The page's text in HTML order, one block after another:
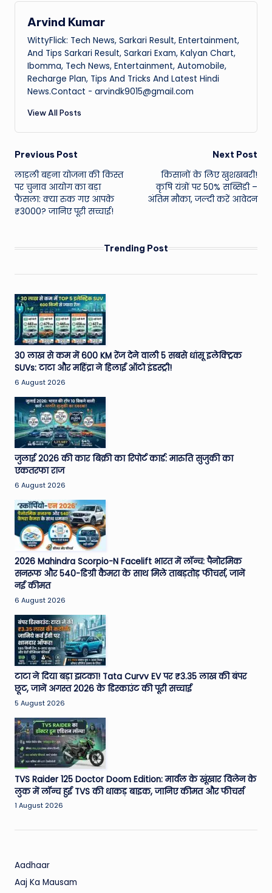
Arvind Kumar
WittyFlick: Tech News, Sarkari Result, Entertainment,
And Tips Sarkari Result, Sarkari Exam, Kalyan Chart,
Ibomma, Tech News, Entertainment, Automobile,
Recharge Plan, Tips And Tricks And Latest Hindi
News.Contact - arvindk9015@gmail.com
View All Posts
Post
navigation
Previous Post
लाड़ली बहना योजना की किस्त
पर चुनाव आयोग का बड़ा
फैसला: क्या रुक गए आपके
₹3000? जानिए पूरी सच्चाई!
Next Post
किसानों के लिए खुशखबरी!
कृषि यंत्रों पर 50% सब्सिडी –
अंतिम मौका, जल्दी करें आवेदन
Trending Post
30 लाख से कम में 600 KM रेंज देने वाली 5 सबसे धांसू इलेक्ट्रिक
SUVs: टाटा और महिंद्रा ने हिलाई ऑटो इंडस्ट्री!
6 August 2026
जुलाई 2026 की कार बिक्री का रिपोर्ट कार्ड: मारुति सुजुकी का
एकतरफा राज
6 August 2026
2026 Mahindra Scorpio-N Facelift भारत में लॉन्च: पैनोरमिक
सनरूफ और 540-डिग्री कैमरा के साथ मिले ताबड़तोड़ फीचर्स, जानें
नई कीमत
6 August 2026
टाटा ने दिया बड़ा झटका! Tata Curvv EV पर ₹3.35 लाख की बंपर
छूट, जानें अगस्त 2026 के डिस्काउंट की पूरी सच्चाई
5 August 2026
TVS Raider 125 Doctor Doom Edition: मार्वल के खूंखार विलेन के
लुक में लॉन्च हुई TVS की धाकड़ बाइक, जानिए कीमत और फीचर्स
1 August 2026
Aadhaar
Aaj Ka Mausam